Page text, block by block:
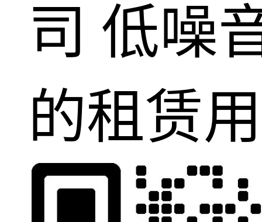
司 低噪
的租赁